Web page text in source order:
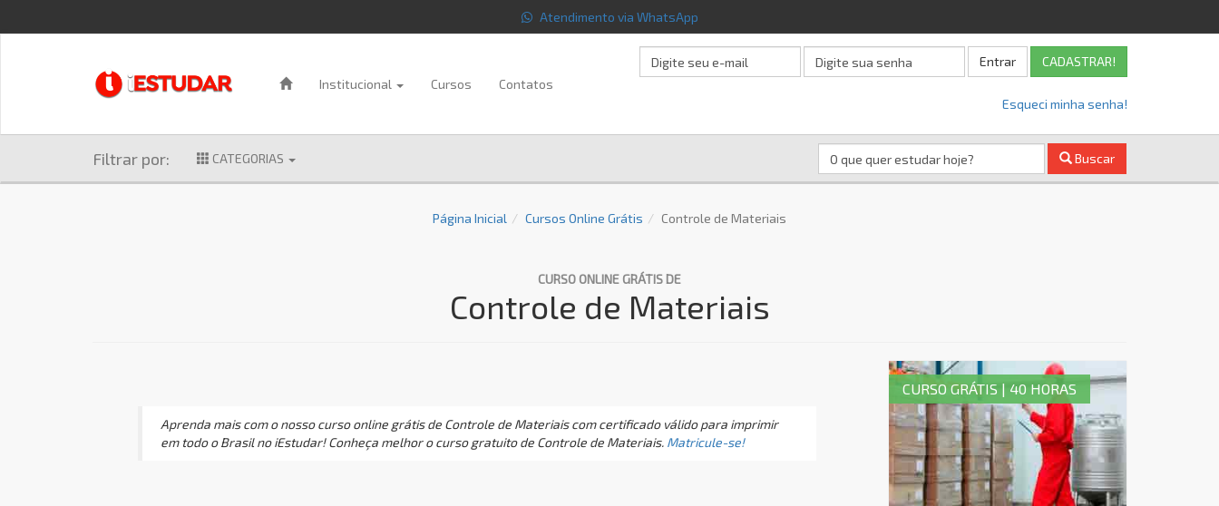
Atendimento via WhatsApp
Institucional Cursos Contatos
Entrar CADASTRAR!
Esqueci minha senha!
Filtrar por: CATEGORIAS Buscar
Página Inicial Cursos Online Grátis Controle de Materiais
CURSO ONLINE GRÁTIS DE
Controle de Materiais
Aprenda mais com o nosso curso online grátis de Controle de Materiais com certificado válido para imprimir
em todo o Brasil no iEstudar! Conheça melhor o curso gratuito de Controle de Materiais. Matricule-se!
CURSO GRÁTIS | 40 HORAS